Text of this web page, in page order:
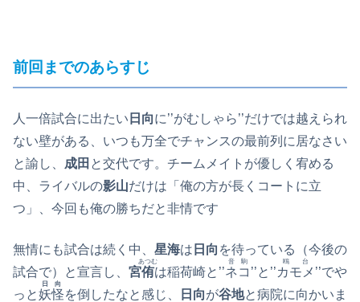
前回までのあらすじ
人一倍試合に出たい 日向に’’がむしゃら’’だけでは越えられ
ない壁がある、いつも万全でチャンスの最前列に居なさい
と諭し、 成田 と交代です。チームメイトが優しく宥める
中、ライバルの影山だけは「俺の方が長くコートに立
つ」、今回も俺の勝ちだと非情です
無情にも試合は続く中、 星海は 日向 を待っている（今後の
試合で）と宣言し、 宮侑
あつむ
は稲荷崎と’’ネコ
音駒
’’と’’カモメ
鴎台
’’でや
っと妖怪
日向
を倒したなと感じ、 日向が谷地と病院に向かいま